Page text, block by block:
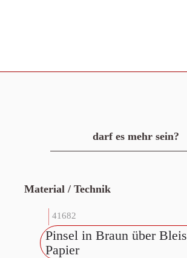
darf es mehr sein?
Material / Technik
41682
Pinsel in Braun über
Papier